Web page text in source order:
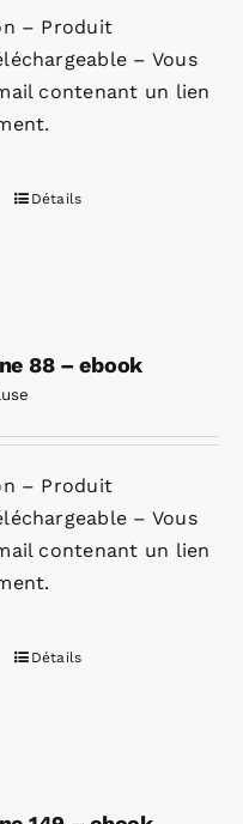
– Produit
– Vous
contenant un lien
Détails
88 – ebook
– Produit
– Vous
contenant un lien
Détails